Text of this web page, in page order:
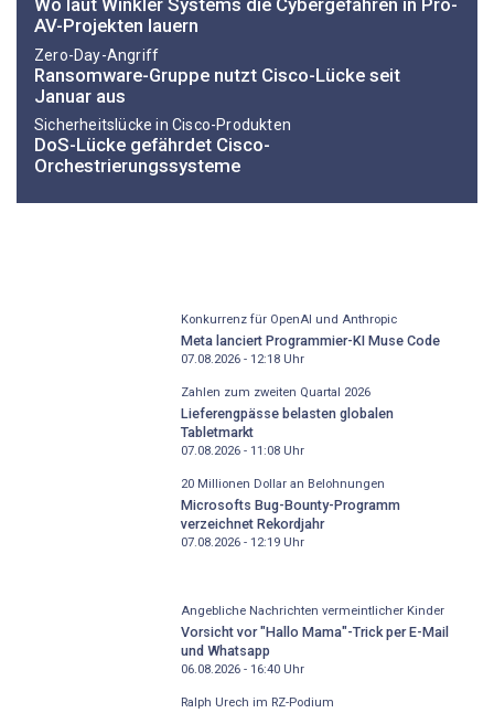
Wo laut ­Winkler ­Systems die Cybergefahren in Pro-
AV-Projekten lauern
Zero-Day-Angriff
Ransomware-Gruppe nutzt Cisco-Lücke seit
Januar aus
Sicherheitslücke in Cisco-Produkten
DoS-Lücke gefährdet Cisco-
Orchestrierungssysteme
Konkurrenz für OpenAI und Anthropic
Meta lanciert Programmier-KI Muse Code
07.08.2026 - 12:18Uhr
Zahlen zum zweiten Quartal 2026
Lieferengpässe belasten globalen
Tabletmarkt
07.08.2026 - 11:08Uhr
20 Millionen Dollar an Belohnungen
Microsofts Bug-Bounty-Programm
verzeichnet Rekordjahr
07.08.2026 - 12:19Uhr
Angebliche Nachrichten vermeintlicher Kinder
Vorsicht vor "Hallo Mama"-Trick per E-Mail
und Whatsapp
06.08.2026 - 16:40Uhr
Ralph Urech im RZ-Podium